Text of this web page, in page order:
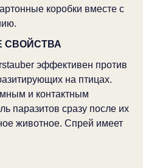
коробки вместе с
СВОЙСТВА
эффективен против
на птицах.
и контактным
паразитов сразу после их
животное. Спрей имеет